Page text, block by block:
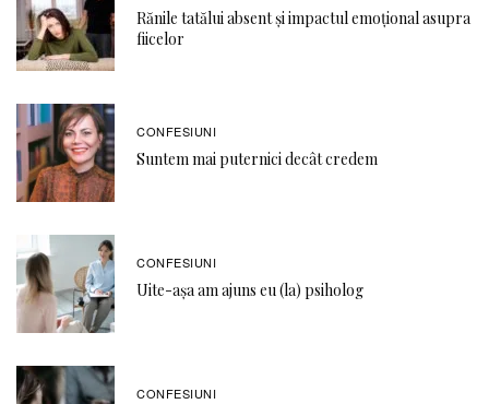
Rănile tatălui absent și impactul emoțional asupra
fiicelor
CONFESIUNI
Suntem mai puternici decât credem
CONFESIUNI
Uite-așa am ajuns eu (la) psiholog
CONFESIUNI